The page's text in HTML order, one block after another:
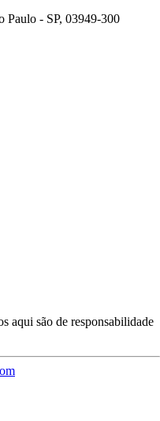
Paulo - SP, 03949-300
aqui são de responsabilidade